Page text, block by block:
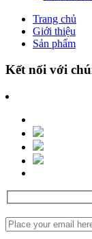
Trang chủ
Giới thiệu
Sản phẩm
Kết nối với